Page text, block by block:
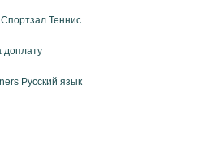
Теннис
доплату
Русский язык